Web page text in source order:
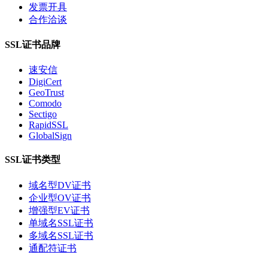
发票开具
合作洽谈
SSL证书品牌
速安信
DigiCert
GeoTrust
Comodo
Sectigo
RapidSSL
GlobalSign
SSL证书类型
域名型DV证书
企业型OV证书
增强型EV证书
单域名SSL证书
多域名SSL证书
通配符证书